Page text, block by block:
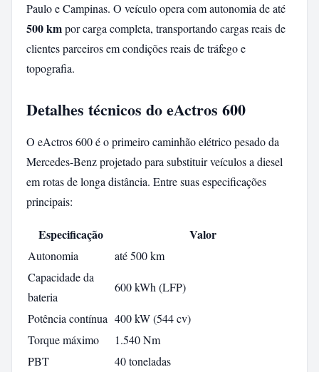
Paulo e Campinas. O veículo opera com autonomia de até
500 kmpor carga completa, transportando cargas reais de
clientes parceiros em condições reais de tráfego e
topografia.
Detalhes técnicos do eActros 600
O eActros 600 é o primeiro caminhão elétrico pesado da
Mercedes-Benz projetado para substituir veículos a diesel
em rotas de longa distância. Entre suas especificações
principais:
Especificação Valor
Autonomia
até 500 km
Capacidade da
bateria
600 kWh (LFP)
Potência contínua 400 kW (544 cv)
Torque máximo
1.540 Nm
PBT
40 toneladas